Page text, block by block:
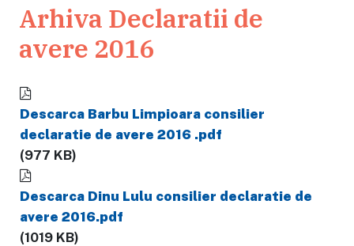
Arhiva Declaratii de
avere 2016
Descarca Barbu Limpioara consilier
declaratie de avere 2016 .pdf
(977 KB)
Descarca Dinu Lulu consilier declaratie de
avere 2016.pdf
(1019 KB)